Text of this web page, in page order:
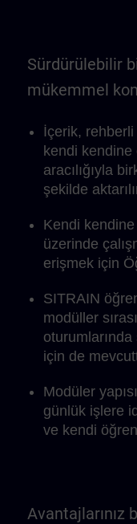
Sürdürülebilir
mükemmel
İçerik, rehberli
kendi kendine
aracılığıyla
şekilde
Kendi
üzerinde
erişmek için
SITRAIN
modüller
için de
Modüler
günlük işlere
ve kendi
Avantajlarınız